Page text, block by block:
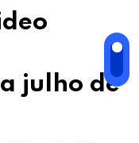
julho de